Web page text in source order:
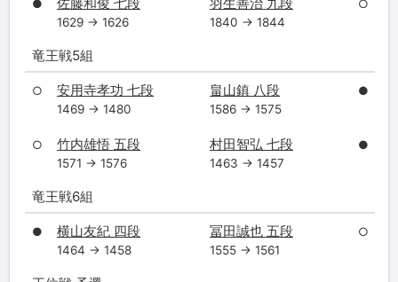
●
1629 → 1626 1840 → 1844
○
竜王戦5組
○ 安用寺孝功 七段
1469 → 1480
畠山鎮 八段
1586 → 1575
●
○ 竹内雄悟 五段
1571 → 1576
村田智弘 七段
1463 → 1457
●
竜王戦6組
● 横山友紀 四段
1464 → 1458
冨田誠也 五段
1555 → 1561
○